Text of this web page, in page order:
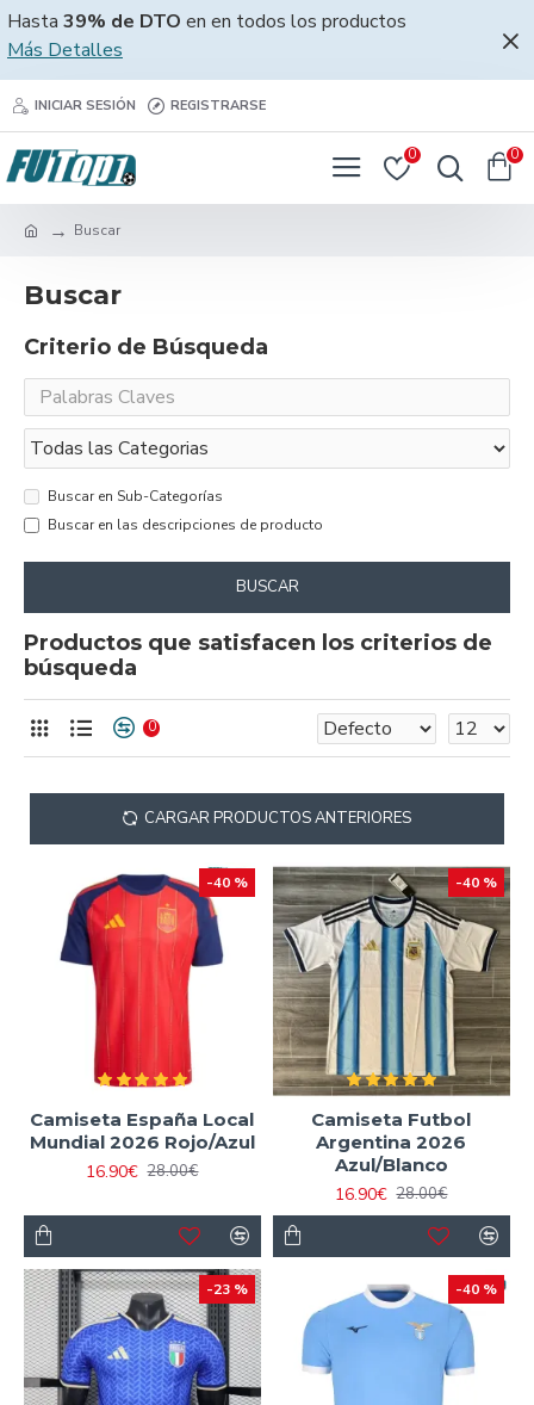
Hasta 39% de DTO en en todos los productos
Más Detalles
INICIAR SESIÓN REGISTRARSE
0 0
Buscar
Buscar
Criterio de Búsqueda
Buscar en Sub-Categorías
Buscar en las descripciones de producto
BUSCAR
Productos que satisfacen los criterios de
búsqueda
0
CARGAR PRODUCTOS ANTERIORES
-40 %
Camiseta España Local
Mundial 2026 Rojo/Azul
16.90€ 28.00€
-40 %
Camiseta Futbol
Argentina 2026
Azul/Blanco
16.90€ 28.00€
-23 % -40 %